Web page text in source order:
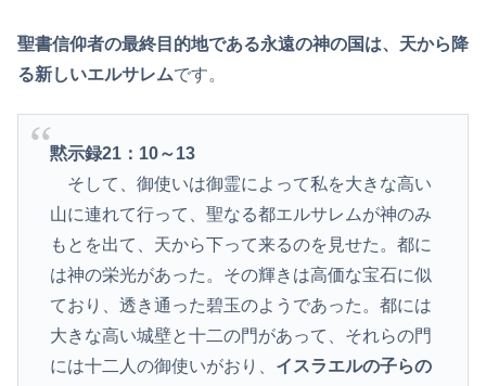
聖書信仰者の最終目的地である永遠の神の国は、天から降
る新しいエルサレムです。
黙示録21：10～13
そして、御使いは御霊によって私を大きな高い
山に連れて行って、聖なる都エルサレムが神のみ
もとを出て、天から下って来るのを見せた。都に
は神の栄光があった。その輝きは高価な宝石に似
ており、透き通った碧玉のようであった。都には
大きな高い城壁と十二の門があって、それらの門
には十二人の御使いがおり、 イスラエルの子らの